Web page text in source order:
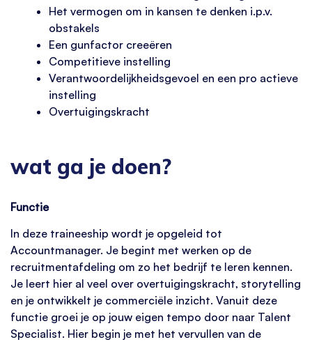
Het vermogen om in kansen te denken i.p.v.
obstakels
Een gunfactor creeëren
Competitieve instelling
Verantwoordelijkheidsgevoel en een pro actieve
instelling
Overtuigingskracht
wat ga je doen?
Functie
In deze traineeship wordt je opgeleid tot
Accountmanager. Je begint met werken op de
recruitmentafdeling om zo het bedrijf te leren kennen.
Je leert hier al veel over overtuigingskracht, storytelling
en je ontwikkelt je commerciële inzicht. Vanuit deze
functie groei je op jouw eigen tempo door naar Talent
Specialist. Hier begin je met het vervullen van de